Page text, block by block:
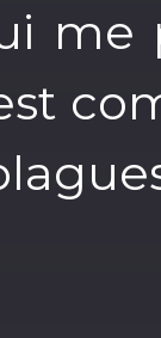
me